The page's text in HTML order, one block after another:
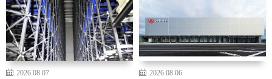
2026.08.07
2026.08.06